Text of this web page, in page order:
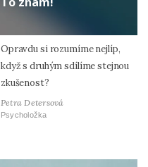
Opravdu si rozumíme nejlíp,
když s druhým sdílíme stejnou
zkušenost?
Petra Detersová
Psycholožka